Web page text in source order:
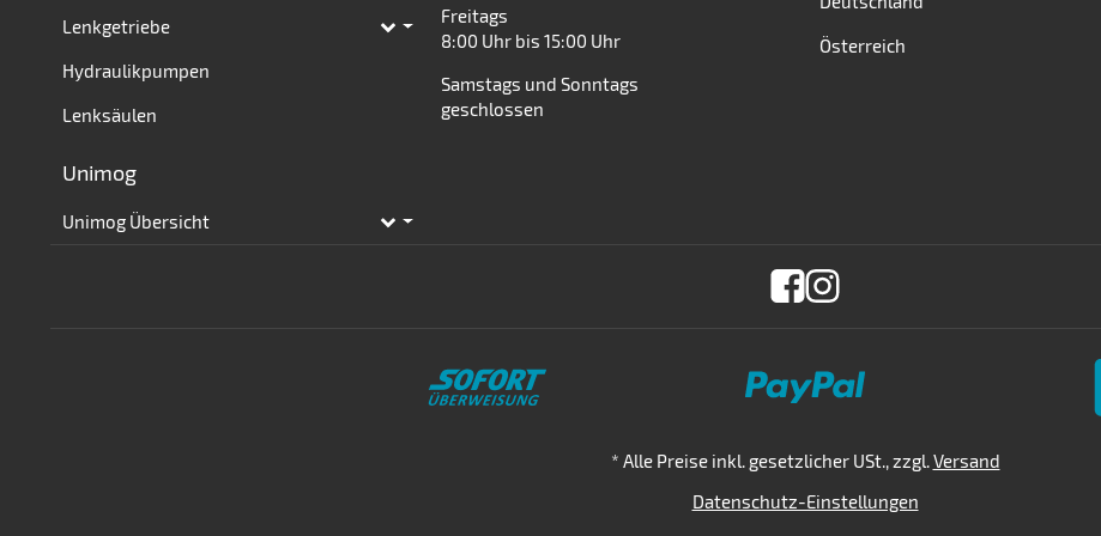
Lenkgetriebe
Toggle subpages
Hydraulikpumpen
Lenksäulen
Freitags
8:00 Uhr bis 15:00 Uhr
Samstags und Sonntags
geschlossen
Österreich
Unimog
Unimog Übersicht Toggle subpages
* Alle Preise inkl. gesetzlicher USt., zzgl.Versand
Datenschutz-Einstellungen